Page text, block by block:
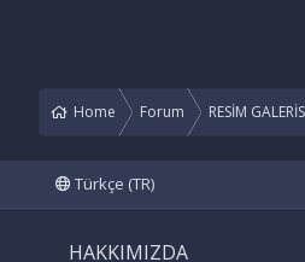
Home Forum RESİM
Türkçe (TR)
HAKKIMIZDA